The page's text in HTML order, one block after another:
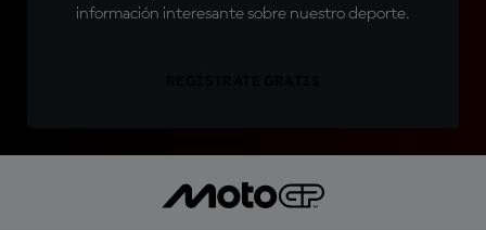
información interesante sobre nuestro deporte.